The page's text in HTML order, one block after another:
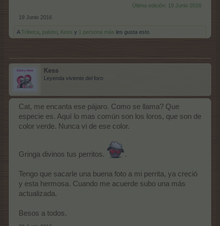
Última edición: 19 Junio 2016
19 Junio 2016
ATribeca palutxi Kess y 1 persona más les gusta esto.
Kess
Leyenda viviente del foro
Cat, me encanta ese pájaro. Como se llama? Que
especie es. Aquí lo mas común son los loros, que son de
color verde. Nunca vi de ese color.
Gringa divinos tus perritos. .
Tengo que sacarle una buena foto a mi perrita, ya creció
y esta hermosa. Cuando me acuerde subo una más
actualizada.
Besos a todos.